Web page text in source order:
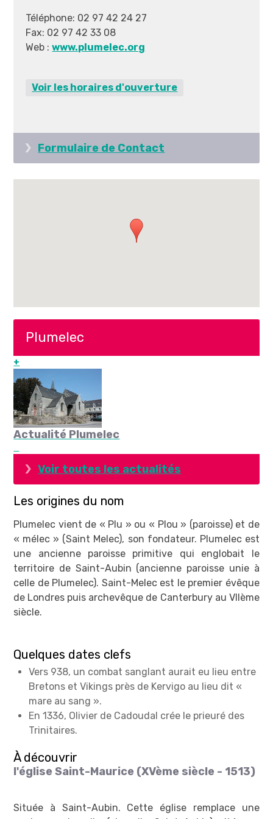
LIENS PRATIQUES
Marchés publics
Contact et Horaires
Téléphone: 02 97 42 24 27
Fax: 02 97 42 33 08
Web :www.plumelec.org
Voir les horaires d'ouverture
Formulaire de Contact
Plumelec
+
Actualité Plumelec
Voir toutes les actualités
Les origines du nom
Plumelec vient de « Plu » ou « Plou » (paroisse) et de
« mélec » (Saint Melec), son fondateur. Plumelec est
une ancienne paroisse primitive qui englobait le
territoire de Saint-Aubin (ancienne paroisse unie à
celle de Plumelec). Saint-Melec est le premier évêque
de Londres puis archevêque de Canterbury au VIIème
siècle.
Quelques dates clefs
Vers 938, un combat sanglant aurait eu lieu entre
Bretons et Vikings près de Kervigo au lieu dit «
mare au sang ».
En 1336, Olivier de Cadoudal crée le prieuré des
Trinitaires.
À découvrir
l'église Saint-Maurice (XVème siècle - 1513)
Située à Saint-Aubin. Cette église remplace une